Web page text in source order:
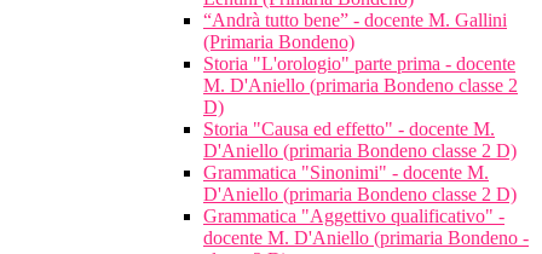
“Andrà tutto bene” - docente M. Gallini
(Primaria Bondeno)
Storia "L'orologio" parte prima - docente
M. D'Aniello (primaria Bondeno classe 2
D)
Storia "Causa ed effetto" - docente M.
D'Aniello (primaria Bondeno classe 2 D)
Grammatica "Sinonimi" - docente M.
D'Aniello (primaria Bondeno classe 2 D)
Grammatica "Aggettivo qualificativo" -
docente M. D'Aniello (primaria Bondeno -